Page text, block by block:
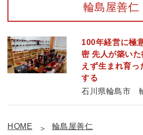
輪島屋善仁
100年経営に極
密 先人が築い
えず生まれ育っ
する
石川県輪島市
HOME 輪島屋善仁